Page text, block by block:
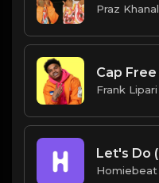
Praz Khanal
Frank Lipari
Homiebeat